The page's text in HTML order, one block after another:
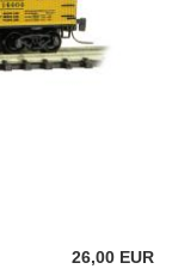
26,00 EUR